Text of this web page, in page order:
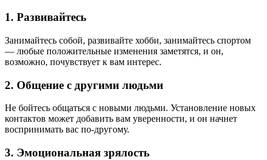
1. Развивайтесь
Занимайтесь собой, развивайте хобби, занимайтесь спортом
— любые положительные изменения заметятся, и он,
возможно, почувствует к вам интерес.
2. Общение с другими людьми
Не бойтесь общаться с новыми людьми. Установление новых
контактов может добавить вам уверенности, и он начнет
воспринимать вас по-другому.
3. Эмоциональная зрялость